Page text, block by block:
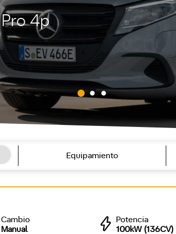
4p
Equipamiento
Cambio
Manual
Potencia
100kW (136CV)